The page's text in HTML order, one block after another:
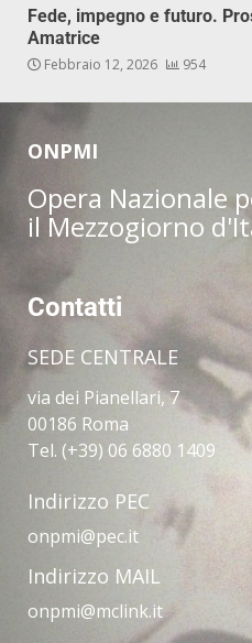
Fede, impegno e futuro.
Amatrice
Febbraio 12, 2026 954
ONPMI
Opera Nazionale
il Mezzogiorno
Contatti
SEDE CENTRALE
via dei Pianellari, 7
00186 Roma
Tel. (+39) 06 6880 1409
Indirizzo PEC
onpmi@pec.it
Indirizzo MAIL
onpmi@mclink.it